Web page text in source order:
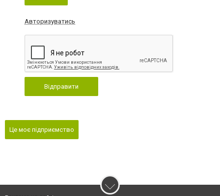
Авторизуватись
Відправити
Це моє підприємство